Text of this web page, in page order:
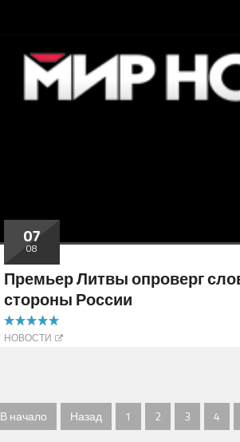
07
08
Премьер Литвы опроверг
стороны России
5.00 out of 5
НОВОСТИ
В начало Назад 1 2 3 4